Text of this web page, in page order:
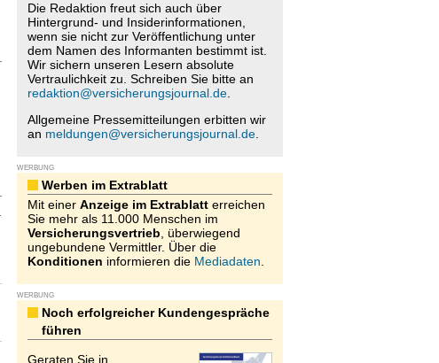
Die Redaktion freut sich auch über
Hintergrund- und Insiderinformationen,
wenn sie nicht zur Veröffentlichung unter
dem Namen des Informanten bestimmt ist.
Wir sichern unseren Lesern absolute
Vertraulichkeit zu. Schreiben Sie bitte an
redaktion@versicherungsjournal.de.
Allgemeine Pressemitteilungen erbitten wir
an meldungen@versicherungsjournal.de.
WERBUNG
Werben im Extrablatt
Mit einer Anzeige im Extrablatterreichen
Sie mehr als 11.000 Menschen im
Versicherungsvertrieb , überwiegend
ungebundene Vermittler. Über die
Konditionen informieren die Mediadaten
WERBUNG
Noch erfolgreicher Kundengespräche
führen
Geraten Sie in